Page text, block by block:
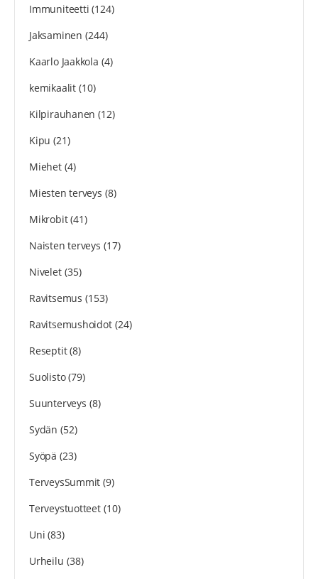
Immuniteetti (124)
Jaksaminen (244)
Kaarlo Jaakkola (4)
kemikaalit(10)
Kilpirauhanen (12)
Kipu (21)
Miehet(4)
Miesten terveys (8)
Mikrobit(41)
Naisten terveys (17)
Nivelet(35)
Ravitsemus (153)
Ravitsemushoidot(24)
Reseptit(8)
Suolisto(79)
Suunterveys (8)
Sydän (52)
Syöpä (23)
TerveysSummit (9)
Terveystuotteet(10)
Uni (83)
Urheilu (38)